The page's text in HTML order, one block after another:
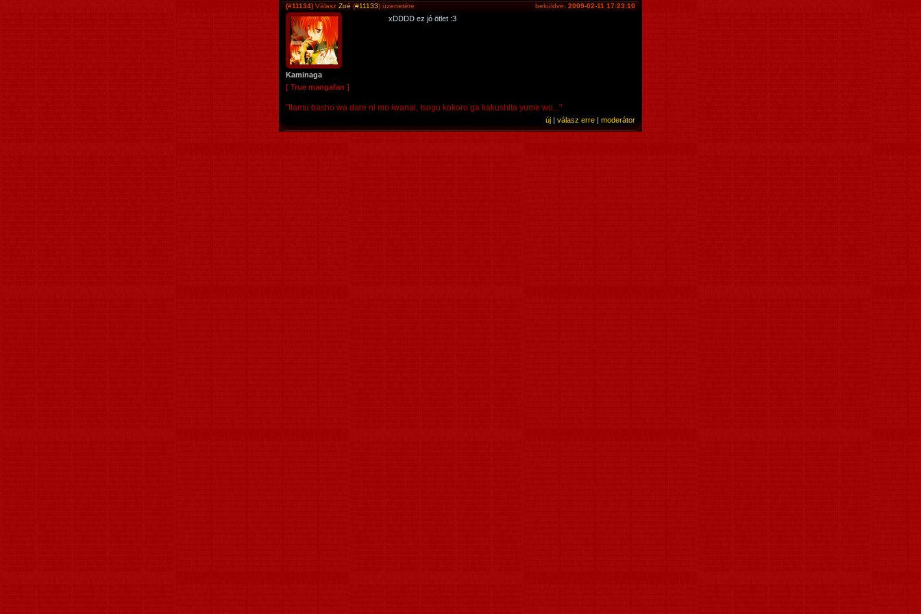
beküldve: 2009-02-11 17:23:10
(#11134) Válasz Zoé (#11133) üzenetére
Kaminaga
[ True mangafan ]
xDDDD ez jó ötlet :3
"Itamu basho wa dare ni mo iwanai, Isogu kokoro ga kakushita yume wo..."
új | válasz erre | moderátor